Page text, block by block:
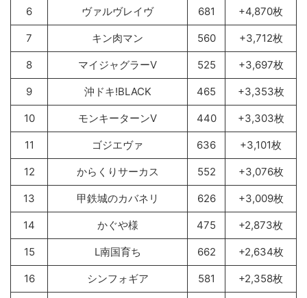
6 ヴァルヴレイヴ 681 +4,870枚
7 キン肉マン 560 +3,712枚
8 マイジャグラーV 525 +3,697枚
9 沖ドキ!BLACK 465 +3,353枚
10 モンキーターンV 440 +3,303枚
11 ゴジエヴァ 636 +3,101枚
12 からくりサーカス 552 +3,076枚
13 甲鉄城のカバネリ 626 +3,009枚
14 かぐや様 475 +2,873枚
15 L南国育ち 662 +2,634枚
16 シンフォギア 581 +2,358枚